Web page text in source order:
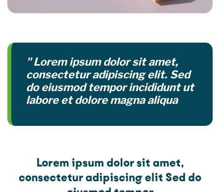
" Lorem ipsum dolor sit amet,
consectetur adipiscing elit. Sed
do eiusmod tempor incididunt ut
labore et dolore magna aliqua
Lorem ipsum dolor sit amet,
consectetur adipiscing elit Sed do